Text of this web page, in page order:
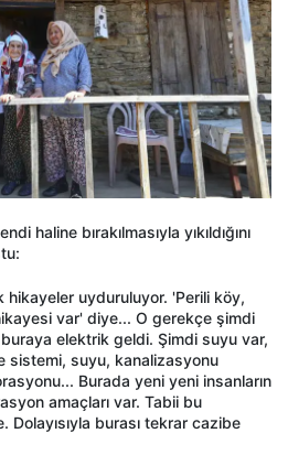
haline bırakılmasıyla yıkıldığını
uyduruluyor. 'Perili köy,
var' diye... O gerekçe şimdi
elektrik geldi. Şimdi suyu var,
sistemi, suyu, kanalizasyonu
Burada yeni yeni insanların
amaçları var. Tabii bu
Dolayısıyla burası tekrar cazibe